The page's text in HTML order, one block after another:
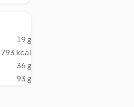
19 g
kcal
36 g
93 g